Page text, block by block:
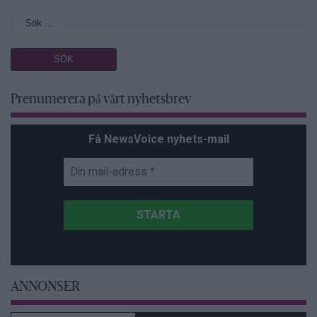
Prenumerera på vårt nyhetsbrev
Få NewsVoice nyhets-mail
ANNONSER